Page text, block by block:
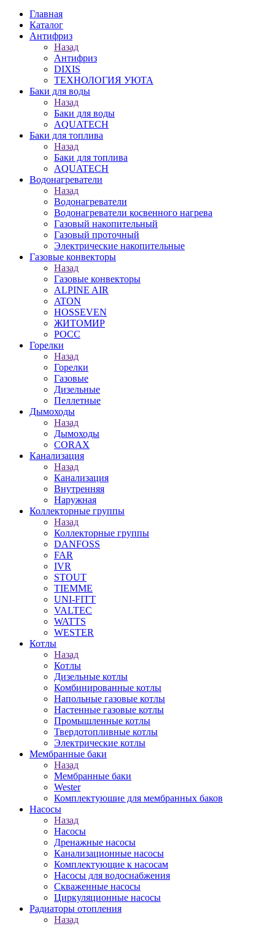
Главная
Каталог
Антифриз
Назад
Антифриз
DIXIS
ТЕХНОЛОГИЯ УЮТА
Баки для воды
Назад
Баки для воды
AQUATECH
Баки для топлива
Назад
Баки для топлива
AQUATECH
Водонагреватели
Назад
Водонагреватели
Водонагреватели косвенного нагрева
Газовый накопительный
Газовый проточный
Электрические накопительные
Газовые конвекторы
Назад
Газовые конвекторы
ALPINE AIR
ATON
HOSSEVEN
ЖИТОМИР
РОСС
Горелки
Назад
Горелки
Газовые
Дизельные
Пеллетные
Дымоходы
Назад
Дымоходы
CORAX
Канализация
Назад
Канализация
Внутренняя
Наружная
Коллекторные группы
Назад
Коллекторные группы
DANFOSS
FAR
IVR
STOUT
TIEMME
UNI-FITT
VALTEC
WATTS
WESTER
Котлы
Назад
Котлы
Дизельные котлы
Комбинированные котлы
Напольные газовые котлы
Настенные газовые котлы
Промышленные котлы
Твердотопливные котлы
Электрические котлы
Мембранные баки
Назад
Мембранные баки
Wester
Комплектуюшие для мембранных баков
Насосы
Назад
Насосы
Дренажные насосы
Канализационные насосы
Комплектующие к насосам
Насосы для водоснабжения
Скваженные насосы
Циркуляционные насосы
Радиаторы отопления
Назад